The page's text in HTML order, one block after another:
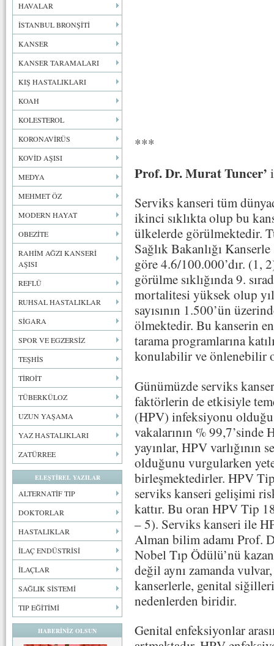
HAVALAR
İSTANBUL BRONŞİTİ
KANSER
KANSER TARAMALARI
KIŞ HASTALIKLARI
KOAH
KOLESTEROL
KORONAVİRÜS
KOVİD AŞISI
MEDYA
MEHMET ÖZ
MODERN HAYAT
OBEZİTE
RAHİM AĞZI KANSERİ
AŞISI
REFLÜ
RUHSAL HASTALIKLAR
SİGARA
SPOR VE EGZERSİZ
TEŞHİS
TİROİT
TÜBERKÜLOZ
UZUN YAŞAMA
YAZ HASTALIKLARI
ZATÜRREE
ELEŞTİREL YAZILAR
ALTERNATİF TIP
DOKTORLAR
HASTALIKLAR
İLAÇ ENDÜSTRİSİ
İLAÇLAR
SAĞLIK SİSTEMİ
TIP EĞİTİMİ
HABERİNİZ OLSUN
***
Prof. Dr. Murat Tuncer’
Serviks kanseri tüm
ikinci sıklıkta olup bu
ülkelerde görülmektedir.
Sağlık Bakanlığı
göre 4.6/100.000’dır. (1,
görülme sıklığında 9.
mortalitesi yüksek olup
sayısının 1.500’ün
ölmektedir. Bu kanserin
tarama programlarına
konulabilir ve önlenebilir
Günümüzde serviks
faktörlerin de etkisiyle
(HPV) infeksiyonu
vakalarının % 99,7’sinde
yayınlar, HPV varlığının
olduğunu vurgularken
birleşmektedirler. HPV
serviks kanseri gelişimi
kattır. Bu oran HPV Tip
– 5). Serviks kanseri ile
Alman bilim adamı Prof.
Nobel Tıp Ödülü’nü
değil aynı zamanda
kanserlerle, genital
nedenlerden biridir.
Genital enfeksiyonlar